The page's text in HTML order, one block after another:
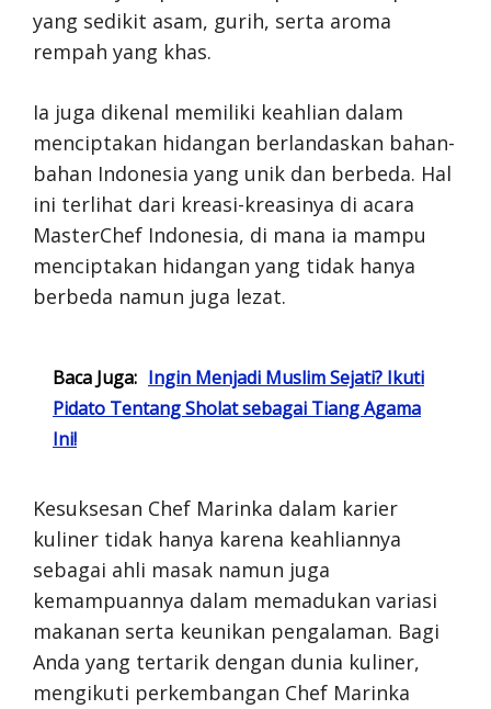
yang sedikit asam, gurih, serta aroma
rempah yang khas.
Ia juga dikenal memiliki keahlian dalam
menciptakan hidangan berlandaskan bahan-
bahan Indonesia yang unik dan berbeda. Hal
ini terlihat dari kreasi-kreasinya di acara
MasterChef Indonesia, di mana ia mampu
menciptakan hidangan yang tidak hanya
berbeda namun juga lezat.
Baca Juga: Ingin Menjadi Muslim Sejati? Ikuti
Pidato Tentang Sholat sebagai Tiang Agama
Ini!
Kesuksesan Chef Marinka dalam karier
kuliner tidak hanya karena keahliannya
sebagai ahli masak namun juga
kemampuannya dalam memadukan variasi
makanan serta keunikan pengalaman. Bagi
Anda yang tertarik dengan dunia kuliner,
mengikuti perkembangan Chef Marinka